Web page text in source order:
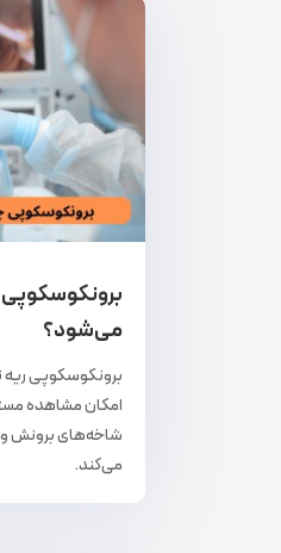
می‌شود؟
برونکوسکوپی
امکان مشاهده
شاخه‌های برونش
می‌کند.